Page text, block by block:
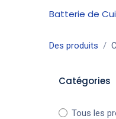
Batterie de
Des produits
Catégories
Tous les